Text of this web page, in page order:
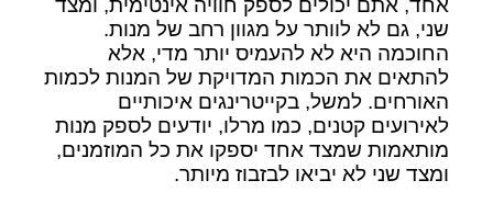
אחד, אתם יכולים לספק חוויה אינטימית, ומצד
שני, גם לא לוותר על מגוון רחב של מנות.
החוכמה היא לא להעמיס יותר מדי, אלא
להתאים את הכמות המדויקת של המנות לכמות
האורחים. למשל, בקייטרינגים איכותיים
לאירועים קטנים, כמו מרלו, יודעים לספק מנות
מותאמות שמצד אחד יספקו את כל המוזמנים,
ומצד שני לא יביאו לבזבוז מיותר.